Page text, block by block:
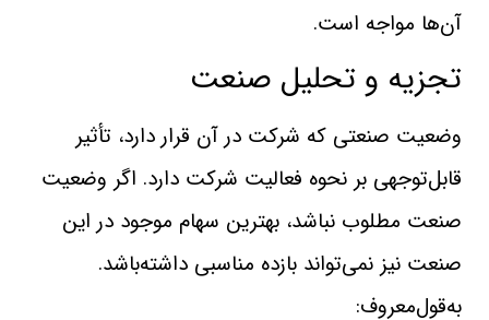
آن‌ها مواجه‌ است.
تجزيه و تحليل صنعت
وضعيت صنعتی كه شركت در آن قرار دارد، تأثير
قابل‌توجهی بر نحوه فعاليت شركت دارد. اگر وضعيت
صنعت مطلوب نباشد، بهترين سهام موجود در اين
صنعت نيز نمی‌تواند بازده مناسبی داشته‌باشد.
به‌قول‌معروف: